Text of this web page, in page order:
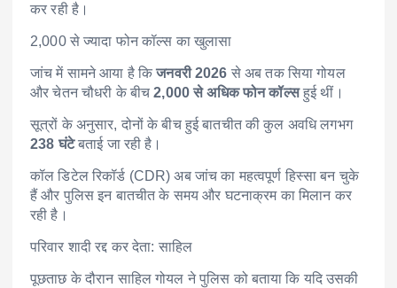
कर रही है।
2,000 से ज्यादा फोन कॉल्स का खुलासा
जांच में सामने आया है किजनवरी 2026 से अब तक सिया गोयल
और चेतन चौधरी के बीच2,000 से अधिक फोन कॉल्सहुई थीं।
सूत्रों के अनुसार, दोनों के बीच हुई बातचीत की कुल अवधि लगभग
238 घंटेबताई जा रही है।
कॉल डिटेल रिकॉर्ड (CDR) अब जांच का महत्वपूर्ण हिस्सा बन चुके
हैं और पुलिस इन बातचीत के समय और घटनाक्रम का मिलान कर
रही है।
परिवार शादी रद्द कर देता: साहिल
पूछताछ के दौरान साहिल गोयल ने पुलिस को बताया कि यदि उसकी